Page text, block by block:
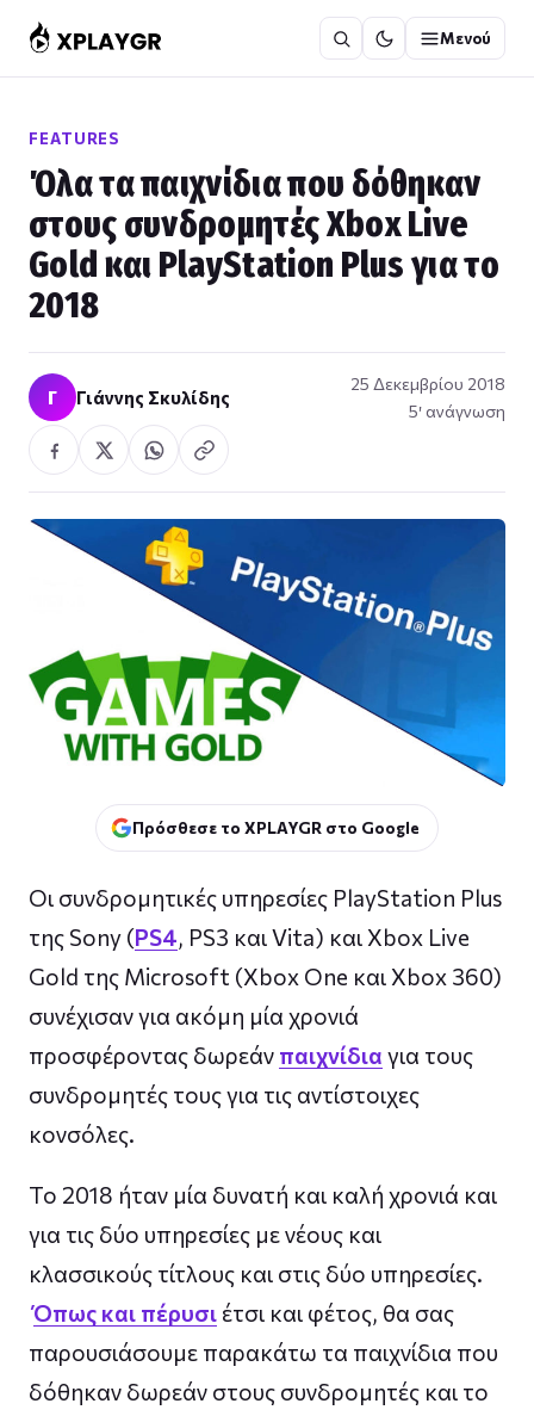
στο
περιεχόμενο
Μενού
FEATURES
Όλα τα παιχνίδια που δόθηκαν
στους συνδρομητές Xbox Live
Gold και PlayStation Plus για το
2018
Γ Γιάννης Σκυλίδης
25 Δεκεμβρίου 2018
5′ ανάγνωση
Πρόσθεσε το XPLAYGR στο Google
Οι συνδρομητικές υπηρεσίες PlayStation Plus
της Sony (PS4, PS3 και Vita) και Xbox Live
Gold της Microsoft (Xbox One και Xbox 360)
συνέχισαν για ακόμη μία χρονιά
προσφέροντας δωρεάν παιχνίδια για τους
συνδρομητές τους για τις αντίστοιχες
κονσόλες.
Το 2018 ήταν μία δυνατή και καλή χρονιά και
για τις δύο υπηρεσίες με νέους και
κλασσικούς τίτλους και στις δύο υπηρεσίες.
Όπως και πέρυσι έτσι και φέτος, θα σας
παρουσιάσουμε παρακάτω τα παιχνίδια που
δόθηκαν δωρεάν στους συνδρομητές και το